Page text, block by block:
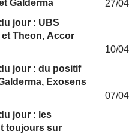
Galderma
27/04
jour : UBS
Theon, Accor
10/04
jour : du positif
Exosens
07/04
jour : les
toujours sur